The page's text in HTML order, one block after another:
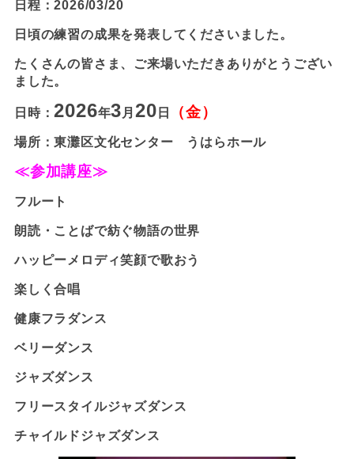
日程：2026/03/20
日頃の練習の成果を発表してくださいました。
たくさんの皆さま、ご来場いただきありがとうござい
ました。
日時：2026年3 月 20 日 （金）
場所：東灘区文化センター うはらホール
≪参加講座≫
フルート
朗読・ことばで紡ぐ物語の世界
ハッピーメロディ笑顔で歌おう
楽しく合唱
健康フラダンス
ベリーダンス
ジャズダンス
フリースタイルジャズダンス
チャイルドジャズダンス